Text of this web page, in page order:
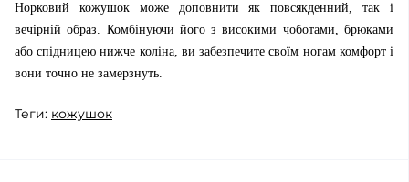
Норковий кожушок може доповнити як повсякденний, так і
вечірній образ. Комбінуючи його з високими чоботами, брюками
або спідницею нижче коліна, ви забезпечите своїм ногам комфорт і
вони точно не замерзнуть.
Теги: кожушок